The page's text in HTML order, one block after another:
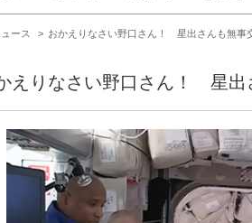
ュース おかえりなさい野口さん！ 星出さんも無事
えりなさい野口さん！ 星